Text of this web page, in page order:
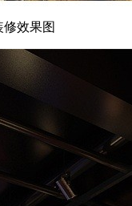
效果图